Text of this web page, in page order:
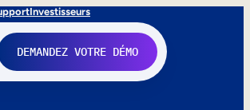
Investisseurs
DEMANDEZ VOTRE DÉMO